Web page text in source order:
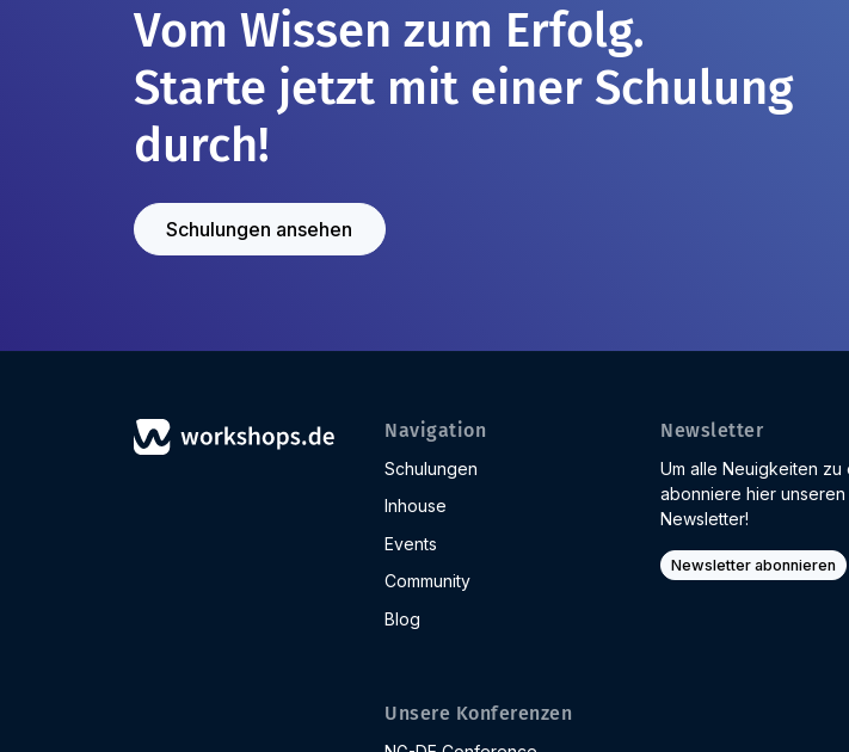
Vom Wissen zum Erfolg.
Starte jetzt mit einer Schulung
durch!
Schulungen ansehen
Navigation
Schulungen
Inhouse
Events
Community
Blog
Newsletter
Um alle Neuigkeiten zu
abonniere hier unseren
Newsletter!
Newsletter abonnieren
Unsere Konferenzen